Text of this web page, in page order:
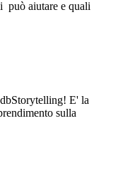
può aiutare e quali
E' la
sulla